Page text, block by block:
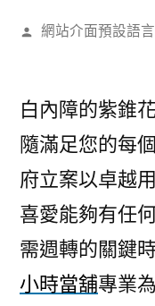
作
網站介面預設語言
白內障的紫錐
隨滿足您的每
府立案以卓越
喜愛能夠有任
需週轉的關鍵
小時當舖專業